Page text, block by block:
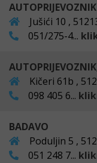
Jušići 10 ,
051/275-4...
Kičeri 61b ,
098 405 6...
BADAVO
Poduljin 5 ,
051 248 7...